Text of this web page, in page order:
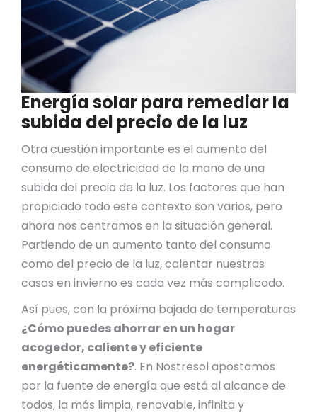
Energía solar para remediar la
subida del precio de la luz
Otra cuestión importante es el aumento del
consumo de electricidad de la mano de una
subida del precio de la luz. Los factores que han
propiciado todo este contexto son varios, pero
ahora nos centramos en la situación general.
Partiendo de un aumento tanto del consumo
como del precio de la luz, calentar nuestras
casas en invierno es cada vez más complicado.
Así pues, con la próxima bajada de temperaturas
¿Cómo puedes ahorrar en un hogar
acogedor, caliente y eficiente
energéticamente?. En Nostresol apostamos
por la fuente de energía que está al alcance de
todos, la más limpia, renovable, infinita y